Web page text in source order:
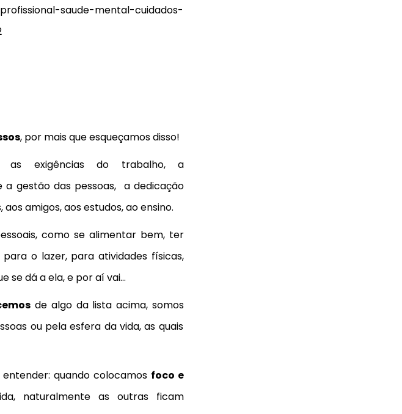
, por mais que esqueçamos disso!
as exigências do trabalho, a
gestão das pessoas, a dedicação
amigos, aos estudos, ao ensino.
como se alimentar bem, ter
o lazer, para atividades físicas,
se dá a ela, e por aí vai…
de algo da lista acima, somos
ou pela esfera da vida, as quais
quando colocamos foco e
naturalmente as outras ficam